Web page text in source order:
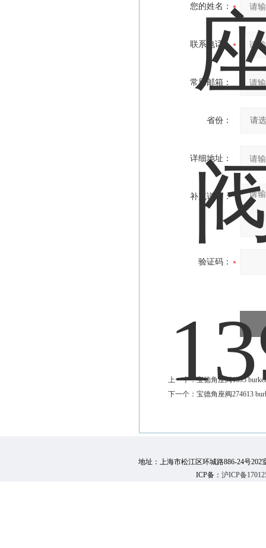
您的姓名：
联系电话：
常用邮箱：
省份：
详细地址：
补充说明：
验证码：
上一个：宝德角座阀1395
下一个： 宝德角座阀274613
地址：上海市松江区环城路886-24号202
ICP备： 沪ICP备